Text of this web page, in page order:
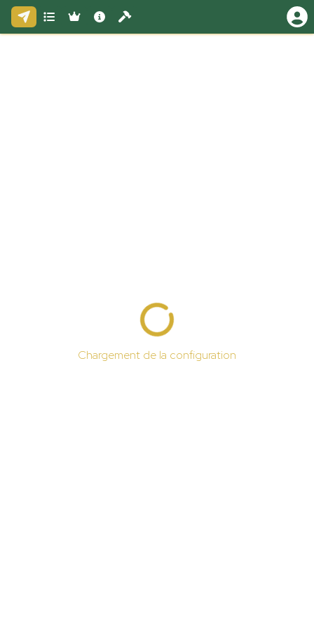
Chargement de la configuration